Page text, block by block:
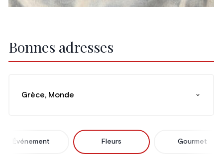
Bonnes adresses
Grèce, Monde
Événement Fleurs Gourmet